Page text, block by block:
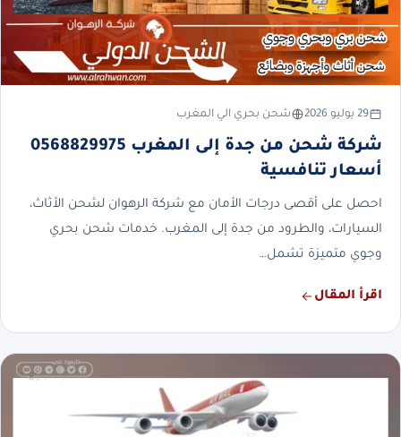
29 يوليو 2026 شحن بحري الي المغرب
شركة شحن من جدة إلى المغرب 0568829975
أسعار تنافسية
احصل على أقصى درجات الأمان مع شركة الرهوان لشحن الأثاث،
السيارات، والطرود من جدة إلى المغرب. خدمات شحن بحري
وجوي متميزة تشمل…
اقرأ المقال